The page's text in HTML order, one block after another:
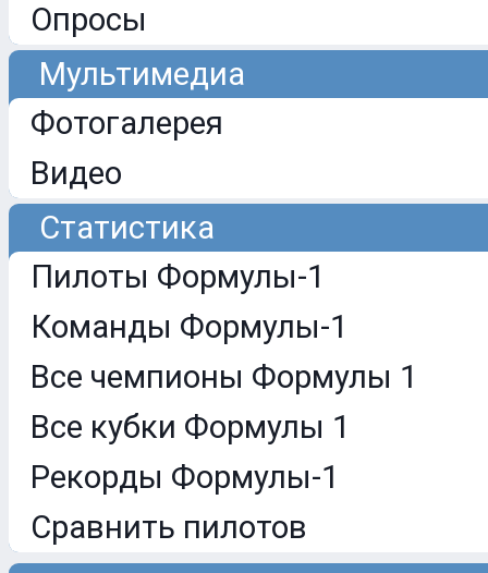
Опросы
Мультимедиа
Фотогалерея
Видео
Статистика
Пилоты Формулы-1
Команды Формулы-1
Все чемпионы Формулы 1
Все кубки Формулы 1
Рекорды Формулы-1
Сравнить пилотов